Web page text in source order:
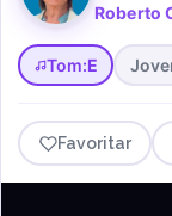
Roberto
Tom:E
Favoritar